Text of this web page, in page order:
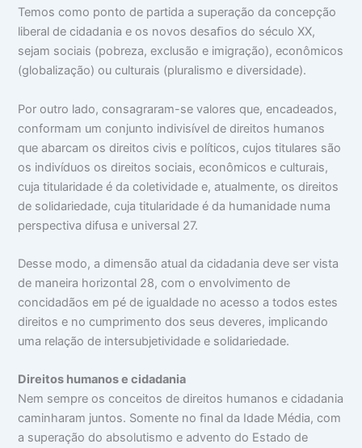
Temos como ponto de partida a superação da concepção
liberal de cidadania e os novos desaﬁos do século XX,
sejam sociais (pobreza, exclusão e imigração), econômicos
(globalização) ou culturais (pluralismo e diversidade).
Por outro lado, consagraram-se valores que, encadeados,
conformam um conjunto indivisível de direitos humanos
que abarcam os direitos civis e políticos, cujos titulares são
os indivíduos os direitos sociais, econômicos e culturais,
cuja titularidade é da coletividade e, atualmente, os direitos
de solidariedade, cuja titularidade é da humanidade numa
perspectiva difusa e universal 27.
Desse modo, a dimensão atual da cidadania deve ser vista
de maneira horizontal 28, com o envolvimento de
concidadãos em pé de igualdade no acesso a todos estes
direitos e no cumprimento dos seus deveres, implicando
uma relação de intersubjetividade e solidariedade.
Direitos humanose cidadania
Nem sempre os conceitos de direitos humanos e cidadania
caminharam juntos. Somente no ﬁnal da Idade Média, com
a superação do absolutismo e advento do Estado de